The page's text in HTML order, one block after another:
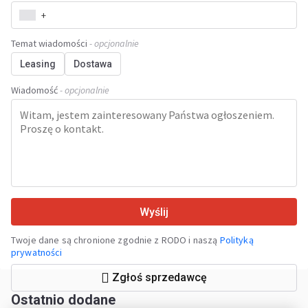
+
Temat wiadomości - opcjonalnie
Leasing Dostawa
Wiadomość- opcjonalnie
Wyślij
Twoje dane są chronione zgodnie z RODO i naszą Polityką
prywatności
Zgłoś sprzedawcę
Ostatnio dodane